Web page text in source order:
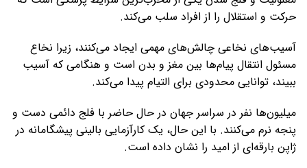
حرکت و استقلال را از افراد سلب می‌کند.
آسیب‌های نخاعی چالش‌های مهمی ایجاد می‌کنند، زیرا نخاع
مسئول انتقال پیام‌ها بین مغز و بدن است و هنگامی که آسیب
ببیند، توانایی محدودی برای التیام پیدا می‌کند.
میلیون‌ها نفر در سراسر جهان در حال حاضر با فلج دائمی دست و
پنجه نرم می‌کنند. با این حال، یک کارآزمایی بالینی پیشگامانه در
ژاپن بارقه‌ای از امید را نشان داده است.